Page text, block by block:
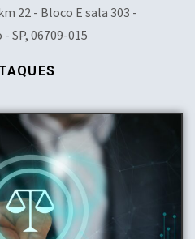
22 - Bloco E sala 303 -
SP, 06709-015